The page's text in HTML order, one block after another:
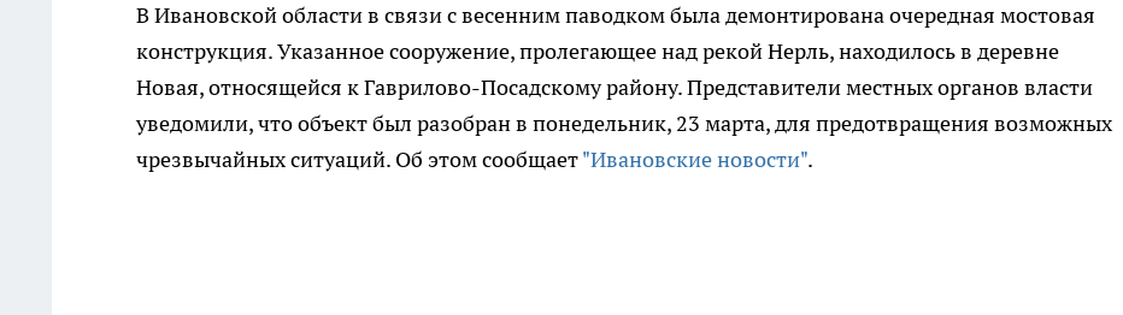
В Ивановской области в связи с весенним паводком была демонтирована очередная мостовая
конструкция. Указанное сооружение, пролегающее над рекой Нерль, находилось в деревне
Новая, относящейся к Гаврилово-Посадскому району. Представители местных органов власти
уведомили, что объект был разобран в понедельник, 23 марта, для предотвращения возможных
чрезвычайных ситуаций. Об этом сообщает"Ивановские новости".